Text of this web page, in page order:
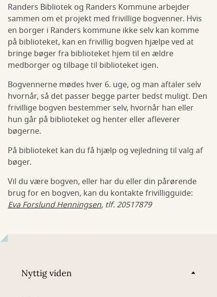
Randers Bibliotek og Randers Kommune arbejder
sammen om et projekt med frivillige bogvenner. Hvis
en borger i Randers kommune ikke selv kan komme
på biblioteket, kan en frivillig bogven hjælpe ved at
bringe bøger fra biblioteket hjem til en ældre
medborger og tilbage til biblioteket igen.
Bogvennerne mødes hver 6. uge, og man aftaler selv
hvornår, så det passer begge parter bedst muligt. Den
frivillige bogven bestemmer selv, hvornår han eller
hun går på biblioteket og henter eller afleverer
bøgerne.
På biblioteket kan du få hjælp og vejledning til valg af
bøger.
Vil du være bogven, eller har du eller din pårørende
brug for en bogven, kan du kontakte frivilligguide:
Eva Forslund Henningsen, tlf. 20517879
Nyttig viden